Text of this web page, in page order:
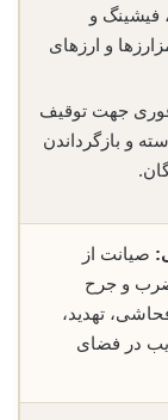
فیشینگ و
و ارزهای
فوری جهت توقیف
و بازگرداندن
صیانت از
و جرح
تهدید،
در فضای